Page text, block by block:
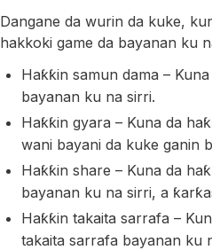
Dangane da wurin da kuke,
hakkoki game da bayanan ku
Haƙƙin samun dama –
bayanan ku na sirri.
Haƙƙin gyara – Kuna da
wani bayani da kuke ganin
Haƙƙin share – Kuna da
bayanan ku na sirri, a
Haƙƙin takaita sarrafa –
takaita sarrafa bayanan ku